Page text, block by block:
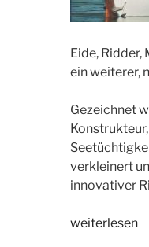
Eide, Ridder,
ein weiterer,
Gezeichnet
verkleinert
innovativer
„Neuer
weiterlesen